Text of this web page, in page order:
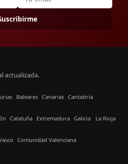
actualizada.
Baleares Canarias Cantabria
Cataluña Extremadura Galicia La Rioja
Comunidad Valenciana